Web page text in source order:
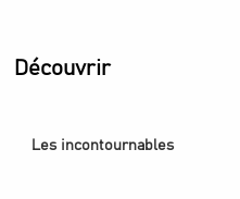
Découvrir
Les incontournables
Mobhouse
sa soirée festive ! Un
au rendez-vous